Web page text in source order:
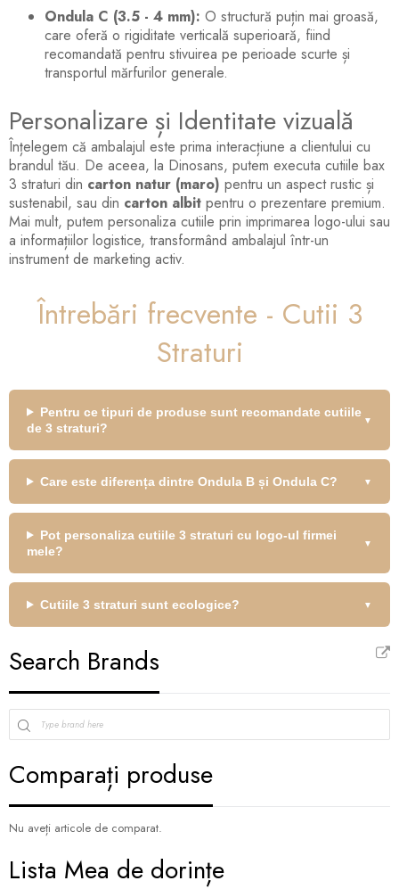
Ondula C (3.5 - 4 mm): O structură puțin mai groasă,
care oferă o rigiditate verticală superioară, fiind
recomandată pentru stivuirea pe perioade scurte și
transportul mărfurilor generale.
Personalizare și Identitate vizuală
Înțelegem că ambalajul este prima interacțiune a clientului cu
brandul tău. De aceea, la Dinosans, putem executa cutiile bax
3 straturi din carton natur (maro) pentru un aspect rustic și
sustenabil, sau din carton albit pentru o prezentare premium.
Mai mult, putem personaliza cutiile prin imprimarea logo-ului sau
a informațiilor logistice, transformând ambalajul într-un
instrument de marketing activ.
Întrebări frecvente - Cutii 3
Straturi
Pentru ce tipuri de produse sunt recomandate cutiile
de 3 straturi?
Care este diferența dintre Ondula B și Ondula C?
Pot personaliza cutiile 3 straturi cu logo-ul firmei
mele?
Cutiile 3 straturi sunt ecologice?
Search Brands
Comparați produse
Nu aveți articole de comparat.
Lista Mea de dorințe